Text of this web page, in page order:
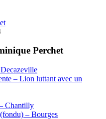
Perchet
– Lion luttant avec un
Chantilly
– Bourges